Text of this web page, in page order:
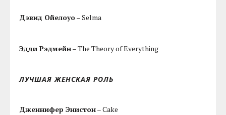
Дэвид Ойелоуо– Selma
Эдди Рэдмейн– The Theory of Everything
ЛУЧШАЯ ЖЕНСКАЯ РОЛЬ
Дженнифер Энистон– Cake